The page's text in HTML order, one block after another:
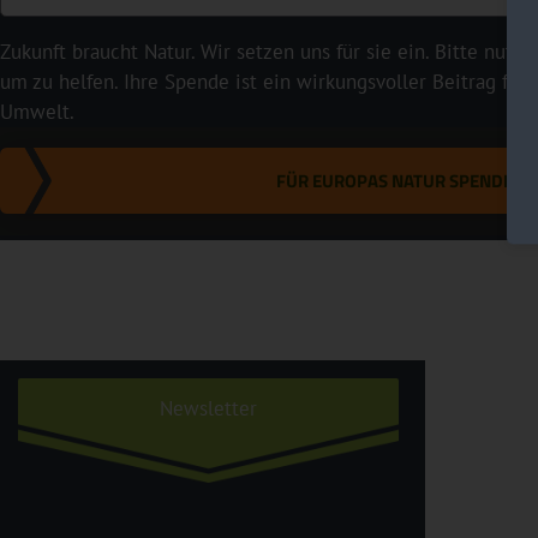
Zukunft braucht Natur. Wir setzen uns für sie ein. Bitte
um zu helfen. Ihre Spende ist ein wirkungsvoller Beitrag für
Umwelt.
FÜR EUROPAS NATUR SPENDEN
Newsletter